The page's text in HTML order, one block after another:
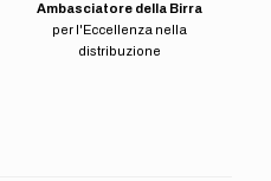
Ambasciatore della Birra
per l'Eccellenza nella
distribuzione